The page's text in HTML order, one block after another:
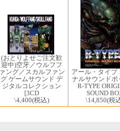
(おとりよせご注文歓
迎中)空牙／ウルフフ
ァング／スカルファン
グ ゲームサウンド デ
ジタルコレクション
[3CD
\4,400(税込)
アール・タイプ
ナルサウンドボ
R-TYPE
SOUND
\14,850(税